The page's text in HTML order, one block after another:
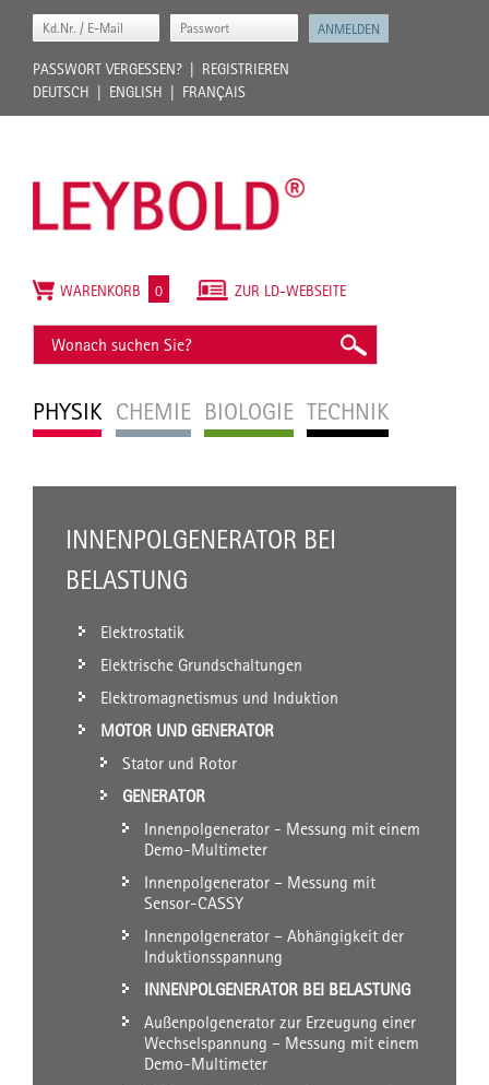
PASSWORT VERGESSEN?
REGISTRIEREN
DEUTSCH
ENGLISH FRANÇAIS
PHYSIK CHEMIE BIOLOGIE TECHNIK
ZUR LD-WEBSEITE
WARENKORB 0
INNENPOLGENERATOR BEI
BELASTUNG
Elektrostatik
Elektrische Grundschaltungen
Elektromagnetismus und Induktion
MOTOR UND GENERATOR
Stator und Rotor
GENERATOR
Innenpolgenerator - Messung mit einem
Demo-Multimeter
Innenpolgenerator – Messung mit
Sensor-CASSY
Innenpolgenerator – Abhängigkeit der
Induktionsspannung
INNENPOLGENERATOR BEI BELASTUNG
Außenpolgenerator zur Erzeugung einer
Wechselspannung – Messung mit einem
Demo-Multimeter